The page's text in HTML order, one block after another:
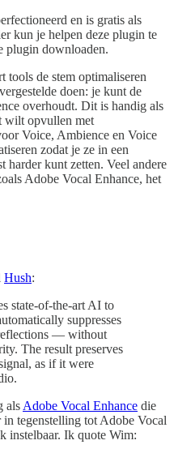
en is gratis als
kun je helpen deze plugin te
plugin downloaden.
tools de stem optimaliseren
doen: je kunt de
overhoudt. Dit is handig als
wilt opvullen met
Voice, Ambience en Voice
zodat je ze in een
harder kunt zetten. Veel andere
Adobe Vocal Enhance, het
Hush:
state-of-the-art AI to
suppresses
— without
The result preserves
as if it were
als Adobe Vocal Enhance die
tegenstelling tot Adobe Vocal
instelbaar. Ik quote Wim: